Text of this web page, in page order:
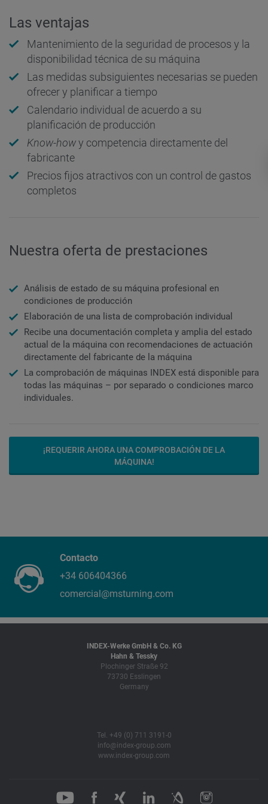
Las ventajas
Mantenimiento de la seguridad de procesos y la
disponibilidad técnica de su máquina
Las medidas subsiguientes necesarias se pueden
ofrecer y planificar a tiempo
Calendario individual de acuerdo a su
planificación de producción
Know-howy competencia directamente del
fabricante
Precios fijos atractivos con un control de gastos
completos
Nuestra oferta de prestaciones
Análisis de estado de su máquina profesional en
condiciones de producción
Elaboración de una lista de comprobación individual
Recibe una documentación completa y amplia del estado
actual de la máquina con recomendaciones de actuación
directamente del fabricante de la máquina
La comprobación de máquinas INDEX está disponible para
todas las máquinas – por separado o condiciones marco
individuales.
¡REQUERIR AHORA UNA COMPROBACIÓN DE LA
MÁQUINA!
Contacto
+34 606404366
comercial@msturning.com
INDEX-Werke GmbH & Co. KG
Hahn & Tessky
Plochinger Straße 92
73730 Esslingen
Germany
Tel. +49 (0) 711 3191-0
info@index-group.com
www.index-group.com